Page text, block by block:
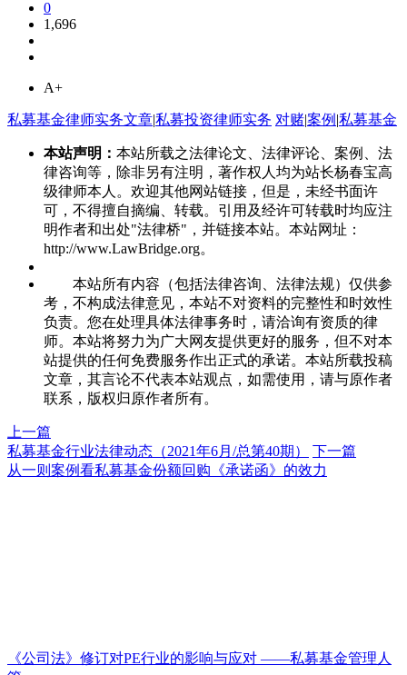
0
1,696
A+
私募基金律师实务文章|私募投资律师实务 对赌|案例 |私募基金
本站声明： 本站所载之法律论文、法律评论、案例、法
律咨询等，除非另有注明，著作权人均为站长杨春宝高
级律师本人。欢迎其他网站链接，但是，未经书面许
可，不得擅自摘编、转载。引用及经许可转载时均应注
明作者和出处"法律桥"，并链接本站。本站网址：
http://www.LawBridge.org。
本站所有内容（包括法律咨询、法律法规）仅供参
考，不构成法律意见，本站不对资料的完整性和时效性
负责。您在处理具体法律事务时，请洽询有资质的律
师。本站将努力为广大网友提供更好的服务，但不对本
站提供的任何免费服务作出正式的承诺。本站所载投稿
文章，其言论不代表本站观点，如需使用，请与原作者
联系，版权归原作者所有。
上一篇
私募基金行业法律动态（2021年6月/总第40期）
下一篇
从一则案例看私募基金份额回购《承诺函》的效力
《公司法》修订对PE行业的影响与应对 ——私募基金管理人